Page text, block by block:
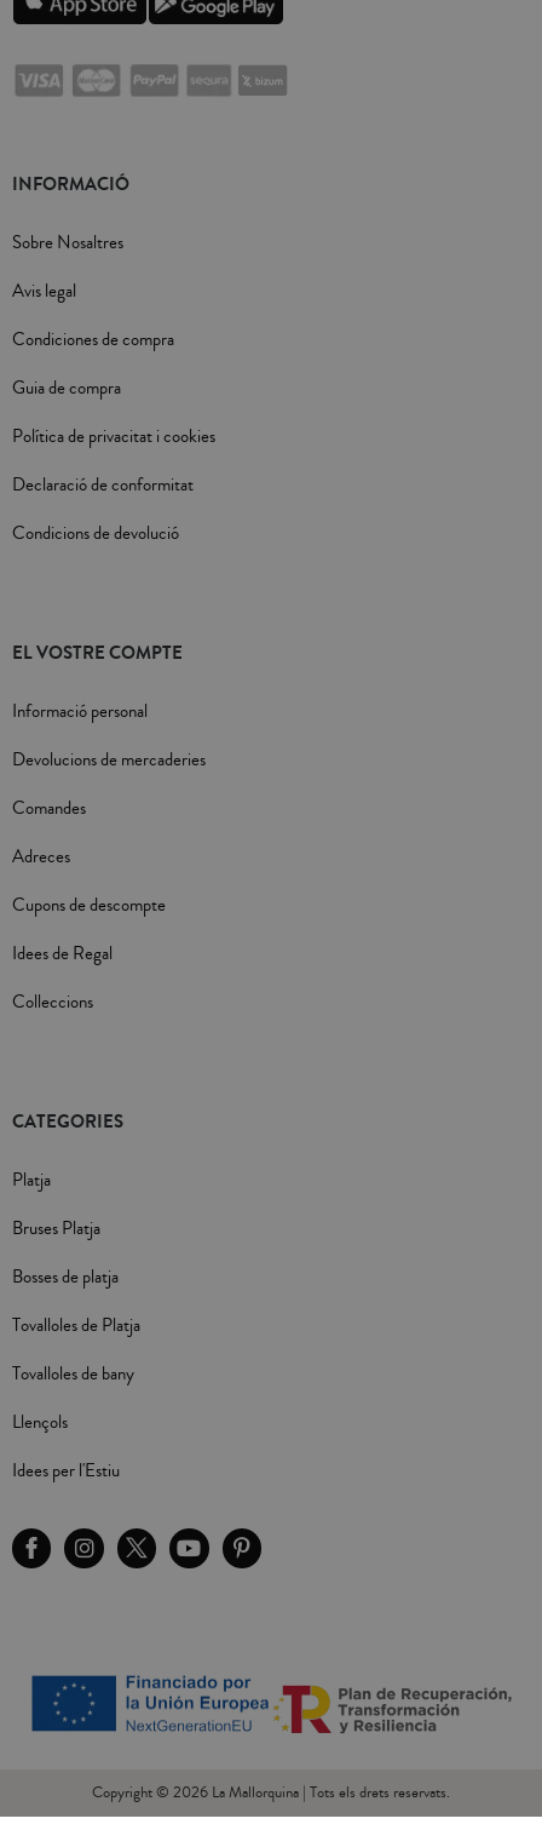
INFORMACIÓ
Sobre Nosaltres
Avis legal
Condiciones de compra
Guia de compra
Política de privacitat i cookies
Declaració de conformitat
Condicions de devolució
EL VOSTRE COMPTE
Informació personal
Devolucions de mercaderies
Comandes
Adreces
Cupons de descompte
Idees de Regal
Colleccions
CATEGORIES
Platja
Bruses Platja
Bosses de platja
Tovalloles de Platja
Tovalloles de bany
Llençols
Idees per l'Estiu
Copyright © 2026 La Mallorquina | Tots els drets reservats.